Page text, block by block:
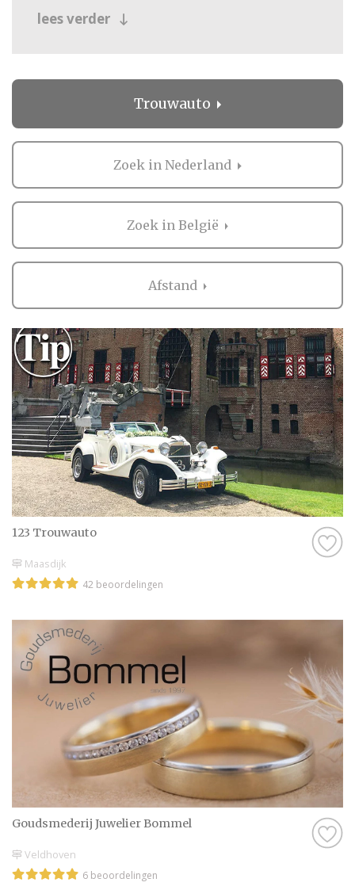
Ons land telt gelukkig talrijke trouwvervoer
Informatie en inspiratie
Vind hieronder alles over trouwauto's,
te linken naar een overzicht met alle
bedrijven uit je eigen regio.
Verder lees je alle informatie, tips en
trends op het gebied van
trouwvervoer, verhuur van auto's en de
benodigde verzekeringen. Laat je inspireren
door de mooie foto's!
lees verder
Trouwauto
Zoek in Nederland
Zoek in België
Afstand
123 Trouwauto
Maasdijk
42 beoordelingen
Goudsmederij Juwelier Bommel
Veldhoven
6 beoordelingen